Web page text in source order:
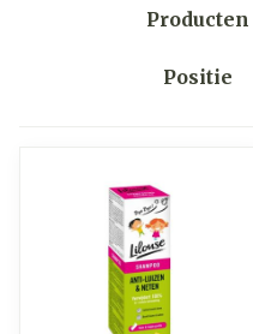
Producten
Sorteer op: